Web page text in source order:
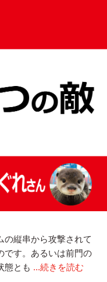
の縦串から攻撃されて
です。あるいは前門の
態とも ...続きを読む